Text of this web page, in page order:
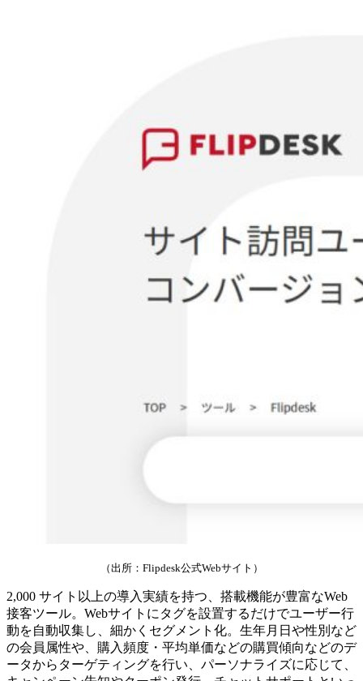
（出所：Flipdesk公式Webサイト）
2,000 サイト以上の導入実績を持つ、搭載機能が豊富なWeb
接客ツール。Webサイトにタグを設置するだけでユーザー行
動を自動収集し、細かくセグメント化。生年月日や性別など
の会員属性や、購入頻度・平均単価などの購買傾向などのデ
ータからターゲティングを行い、パーソナライズに応じて、